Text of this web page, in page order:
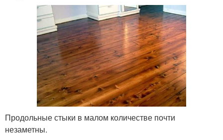
Продольные стыки в малом количестве почти
незаметны.